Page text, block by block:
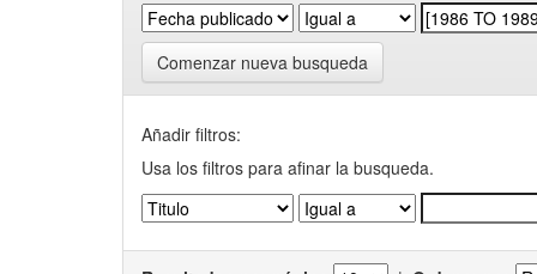
Comenzar nueva busqueda
Añadir filtros:
Usa los filtros para afinar la busqueda.